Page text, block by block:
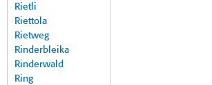
Rietli
Riettola
Rietweg
Rinderbleika
Rinderwald
Ring